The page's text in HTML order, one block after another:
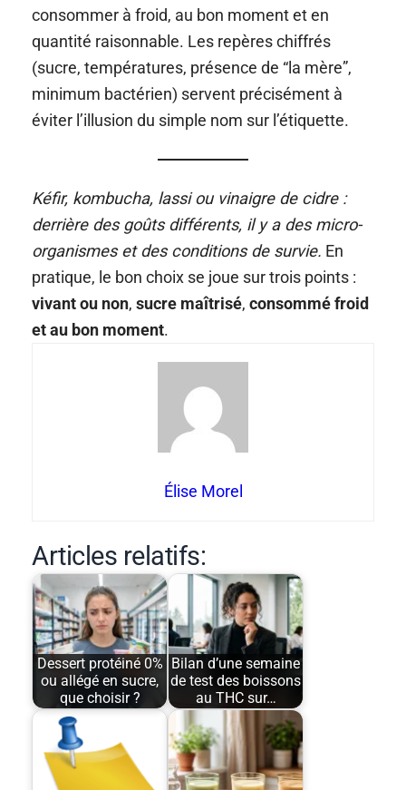
consommer à froid, au bon moment et en
quantité raisonnable. Les repères chiffrés
(sucre, températures, présence de “la mère”,
minimum bactérien) servent précisément à
éviter l’illusion du simple nom sur l’étiquette.
Kéfir, kombucha, lassi ou vinaigre de cidre :
derrière des goûts différents, il y a des micro-
organismes et des conditions de survie. En
pratique, le bon choix se joue sur trois points :
vivant ou non,sucre maîtrisé,consommé froid
et au bon moment.
Élise Morel
Articles relatifs:
Dessert protéiné 0%
ou allégé en sucre,
que choisir ?
Bilan d’une semaine
de test des boissons
au THC sur…